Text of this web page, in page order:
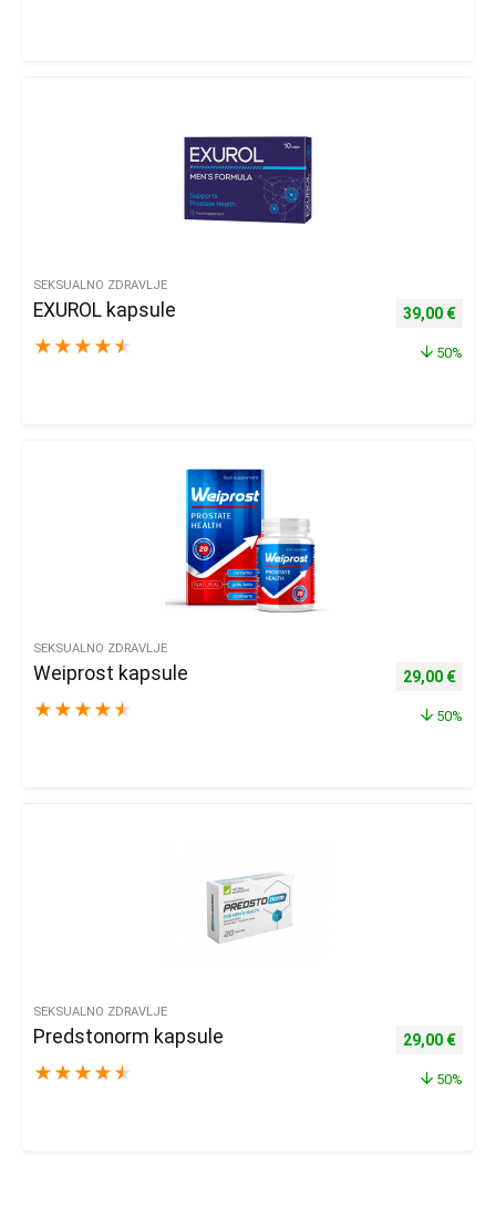
SEKSUALNO ZDRAVLJE
EXUROL kapsule
★ ★ ★ ★ ★
Izvorna
39,00 €
50%
SEKSUALNO ZDRAVLJE
Weiprost kapsule
★ ★ ★ ★ ★
Izvorna
29,00 €
50%
SEKSUALNO ZDRAVLJE
Predstonorm kapsule
★ ★ ★ ★ ★
Izvorna
29,00 €
50%